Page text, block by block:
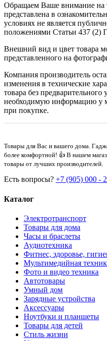
Обращаем Ваше внимание на
представлена в
условиях не является
положениями Статьи 437 (2)
Внешний вид и цвет товара
представленного на
Компания производитель
изменения в технические
товара без
необходимую информацию у
при покупке.
Товары для Вас и вашего дома.
более комфортной! 👍 В нашем
товары от лучших производителей.
Есть вопросы? +7 (905) 000 -
Каталог
Электротранспорт
Товары для дома
Часы и браслеты
Аудиотехника
Фитнес, здоровье,
Мультимедийная
Фото и видео техника
Автотовары
Умный дом
Зарядные устройства
Аксессуары
Ноутбуки и планшеты
Товары для детей
Стиль жизни